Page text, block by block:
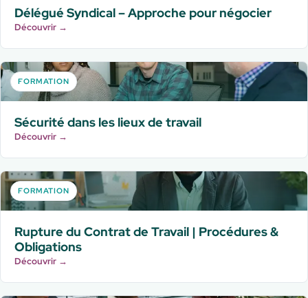
Délégué Syndical – Approche pour négocier
Découvrir →
FORMATION
Sécurité dans les lieux de travail
Découvrir →
FORMATION
Rupture du Contrat de Travail | Procédures &
Obligations
Découvrir →